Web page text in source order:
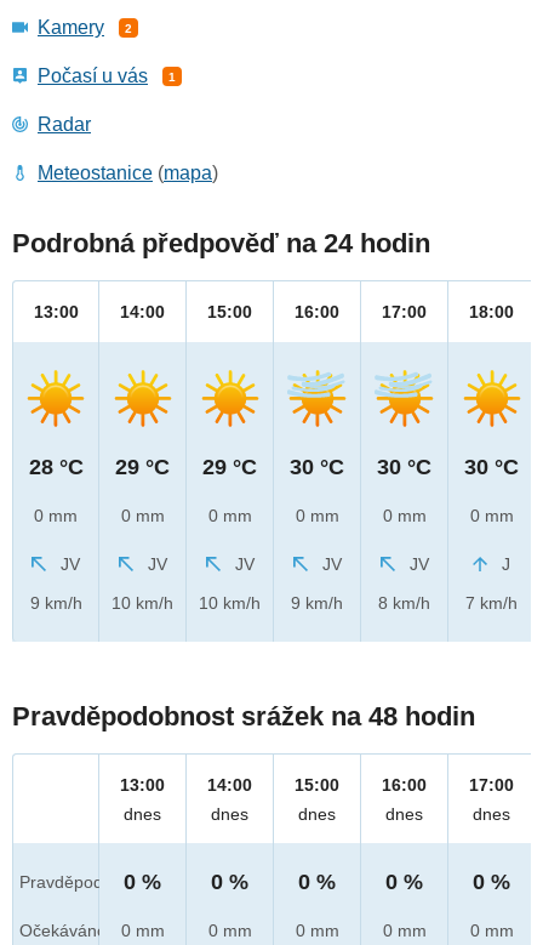
Kamery 2
Počasí u vás 1
Radar
Meteostanice (mapa)
Podrobná předpověď na 24 hodin
13:00
28 °C
0 mm
JV
9 km/h
14:00
29 °C
0 mm
JV
10 km/h
15:00
29 °C
0 mm
JV
10 km/h
16:00
30 °C
0 mm
JV
9 km/h
17:00
30 °C
0 mm
JV
8 km/h
18:00
30 °C
0 mm
J
7 km/h
Pravděpodobnost srážek na 48 hodin
Pravděpod.
Očekáváno
13:00
dnes
0 %
0 mm
14:00
dnes
0 %
0 mm
15:00
dnes
0 %
0 mm
16:00
dnes
0 %
0 mm
17:00
dnes
0 %
0 mm